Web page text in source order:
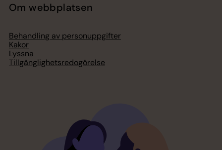
Om webbplatsen
Behandling av personuppgifter
Kakor
Lyssna
Tillgänglighetsredogörelse